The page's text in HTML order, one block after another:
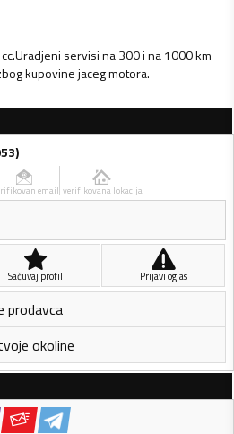
servisi na 300 i na 1000 km
kupovine jaceg motora.
)
email verifikovana lokacija
Sačuvaj profil Prijavi oglas
prodavca
okoline